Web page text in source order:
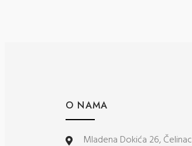
O NAMA
Mladena Dokića 26, Čelinac